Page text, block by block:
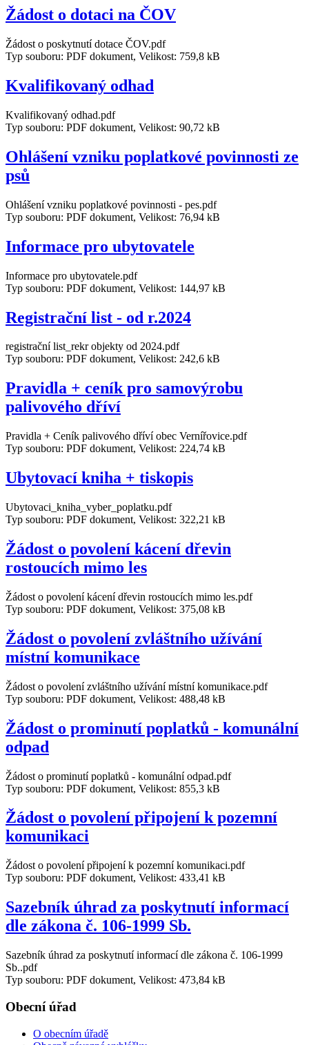
Žádost o dotaci na ČOV
Žádost o poskytnutí dotace ČOV.pdf
Typ souboru: PDF dokument, Velikost: 759,8 kB
Kvalifikovaný odhad
Kvalifikovaný odhad.pdf
Typ souboru: PDF dokument, Velikost: 90,72 kB
Ohlášení vzniku poplatkové povinnosti ze
psů
Ohlášení vzniku poplatkové povinnosti - pes.pdf
Typ souboru: PDF dokument, Velikost: 76,94 kB
Informace pro ubytovatele
Informace pro ubytovatele.pdf
Typ souboru: PDF dokument, Velikost: 144,97 kB
Registrační list - od r.2024
registrační list_rekr objekty od 2024.pdf
Typ souboru: PDF dokument, Velikost: 242,6 kB
Pravidla + ceník pro samovýrobu
palivového dříví
Pravidla + Ceník palivového dříví obec Vernířovice.pdf
Typ souboru: PDF dokument, Velikost: 224,74 kB
Ubytovací kniha + tiskopis
Ubytovaci_kniha_vyber_poplatku.pdf
Typ souboru: PDF dokument, Velikost: 322,21 kB
Žádost o povolení kácení dřevin
rostoucích mimo les
Žádost o povolení kácení dřevin rostoucích mimo les.pdf
Typ souboru: PDF dokument, Velikost: 375,08 kB
Žádost o povolení zvláštního užívání
místní komunikace
Žádost o povolení zvláštního užívání místní komunikace.pdf
Typ souboru: PDF dokument, Velikost: 488,48 kB
Žádost o prominutí poplatků - komunální
odpad
Žádost o prominutí poplatků - komunální odpad.pdf
Typ souboru: PDF dokument, Velikost: 855,3 kB
Žádost o povolení připojení k pozemní
komunikaci
Žádost o povolení připojení k pozemní komunikaci.pdf
Typ souboru: PDF dokument, Velikost: 433,41 kB
Sazebník úhrad za poskytnutí informací
dle zákona č. 106-1999 Sb.
Sazebník úhrad za poskytnutí informací dle zákona č. 106-1999
Sb..pdf
Typ souboru: PDF dokument, Velikost: 473,84 kB
Obecní úřad
O obecním úřadě